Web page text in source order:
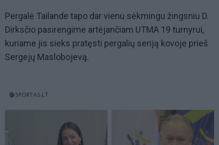
Pergalė Tailande tapo dar vienu sėkmingu žingsniu D.
Dirksčio pasirengime artėjančiam UTMA 19 turnyrui,
kuriame jis sieks pratęsti pergalių seriją kovoje prieš
Sergejų Maslobojevą.